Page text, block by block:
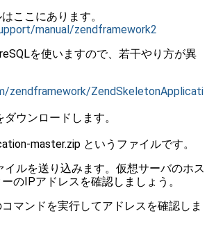
ここにあります。
manual/zendframework2
を使いますので、若干やり方が異
zendframework/ZendSkeletonApplicati
ウンロードします。
master.zip というファイルです。
イルを送り込みます。仮想サーバのホス
のIPアドレスを確認しましょう。
マンドを実行してアドレスを確認しま